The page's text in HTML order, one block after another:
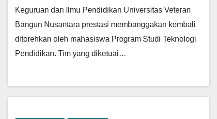
Keguruan dan Ilmu Pendidikan Universitas Veteran
Bangun Nusantara prestasi membanggakan kembali
ditorehkan oleh mahasiswa Program Studi Teknologi
Pendidikan. Tim yang diketuai…